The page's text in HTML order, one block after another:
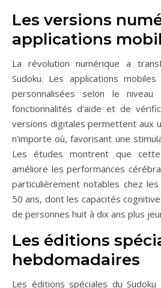
Les versions
applications
La révolution numérique a
Sudoku. Les applications
personnalisées selon le
fonctionnalités d'aide et de
versions digitales permettent aux
n'importe où, favorisant une
Les études montrent que
améliore les performances
particulièrement notables chez
50 ans, dont les capacités
de personnes huit à dix ans plus
Les éditions
hebdomadaires
Les éditions spéciales du